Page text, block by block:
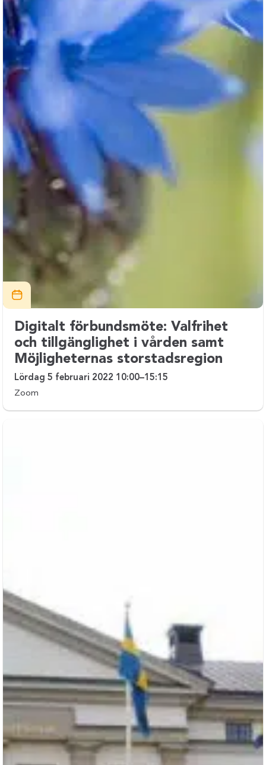
Digitalt förbundsmöte: Valfrihet
och tillgänglighet i vården samt
Möjligheternas storstadsregion
Lördag 5 februari 2022 10:00–15:15
Zoom